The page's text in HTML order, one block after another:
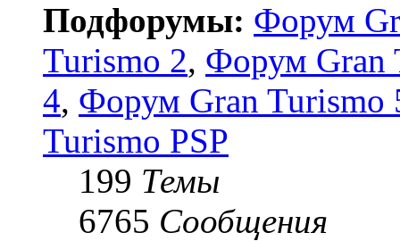
Подфорумы: Форум
Turismo 2, Форум Gran
4, Форум Gran Turismo
Turismo PSP
199 Темы
6765 Сообщения